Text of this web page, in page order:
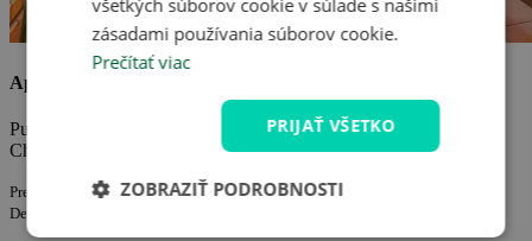
Apartments Bačić
Punta 12, Karlobag, Croatia
Chorvátsko
Prevádzkuje spoločnosť:
Delfa Bačić IČ: 29292168213
všetkých súborov cookie v súlade s našimi
zásadami používania súborov cookie.
Prečítať viac
PRIJAŤ VŠETKO
ZOBRAZIŤ PODROBNOSTI